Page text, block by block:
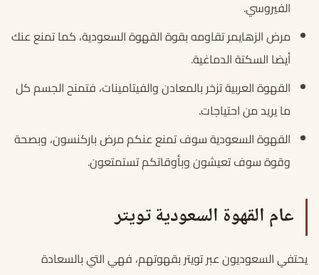
الفيروسي.
مرض الزهايمر تقاومه بقوة القهوة السعودية، كما تمنع عنك
أيضا السكتة الدماغية.
القهوة العربية تزخر بالمعادن والفيتامينات، فتمنح الجسم كل
ما يريد من احتياجات.
القهوة السعودية سوف تمنع عنكم مرض باركنسون، وبصحة
وقوة سوف تعيشون وبأوقاتكم تستمتعون.
عام القهوة السعودية تويتر
يحتفي السعوديون عبر تويتر بقهوتهم، فهي التي بالسعادة